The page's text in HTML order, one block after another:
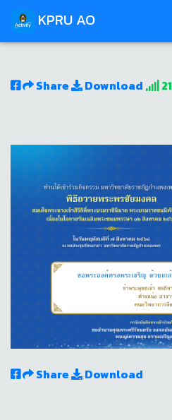
KPRU AO
Share Download
21
Share
Download